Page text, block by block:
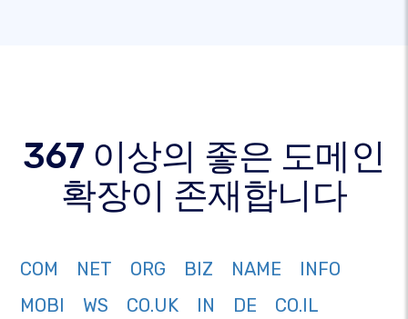
367 이상의 좋은 도메인
확장이 존재합니다
COM NET ORG BIZ NAME
INFO
MOBI
WS CO.UK IN DE
CO.IL